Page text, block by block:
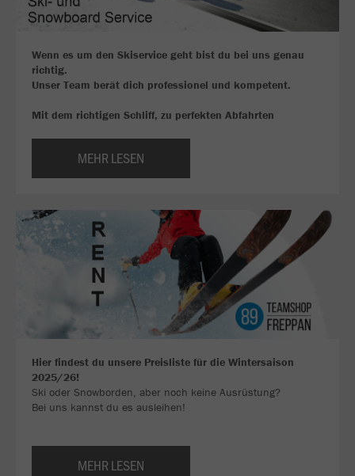
Wenn es um den Skiservice geht bist du bei uns genau
richtig.
Unser Team berät dich professionel und kompetent.
Mit dem richtigen Schliff, zu perfekten Abfahrten
MEHR LESEN
Hier findest du unsere Preisliste für die Wintersaison
2025/26!
Ski oder Snowborden, aber noch keine Ausrüstung?
Bei uns kannst du es ausleihen!
MEHR LESEN